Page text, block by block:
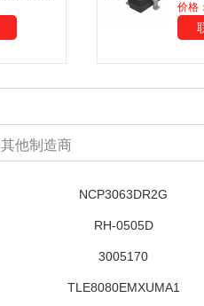
价格
其他制造商
NCP3063DR2G
RH-0505D
3005170
TLE8080EMXUMA1